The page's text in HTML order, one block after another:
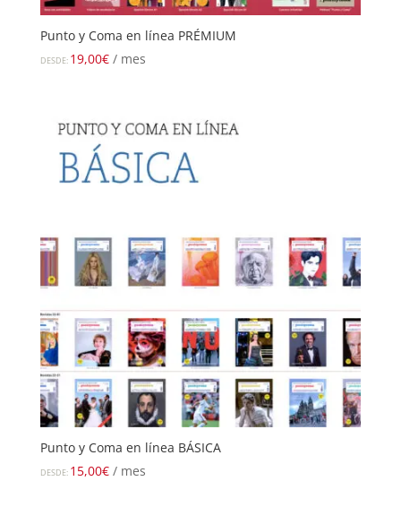
Punto y Coma en línea PRÉMIUM
DESDE: 19,00€ / mes
Punto y Coma en línea BÁSICA
DESDE: 15,00€ / mes